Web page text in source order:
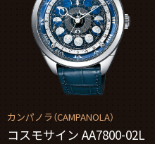
カンパノラ（CAMPANOLA）
コスモサイン AA7800-02L